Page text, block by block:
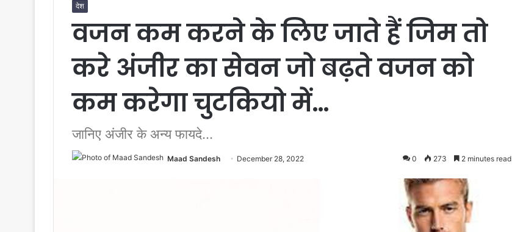
देश
वजन कम करने के लिए जाते हैं जिम तो
करे अंजीर का सेवन जो बढ़ते वजन को
कम करेगा चुटकियो में…
जानिए अंजीर के अन्य फायदे...
Maad Sandesh December 28, 2022 0 273 2 minutes read